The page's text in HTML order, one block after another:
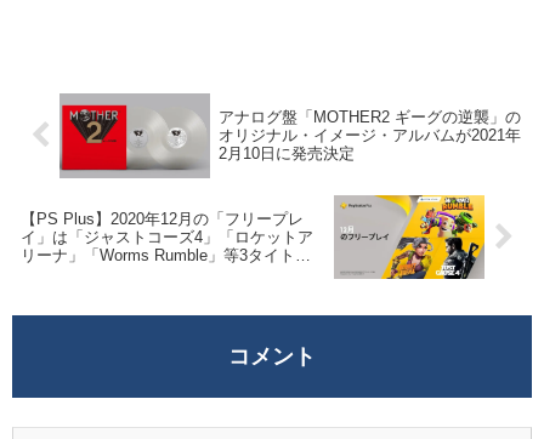
アナログ盤「MOTHER2 ギーグの逆襲」の
オリジナル・イメージ・アルバムが2021年
2月10日に発売決定
【PS Plus】2020年12月の「フリープレ
イ」は「ジャストコーズ4」「ロケットア
リーナ」「Worms Rumble」等3タイト
コメント